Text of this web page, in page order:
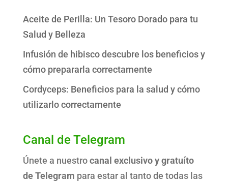
Aceite de Perilla: Un Tesoro Dorado para tu
Salud y Belleza
Infusión de hibisco descubre los beneficios y
cómo prepararla correctamente
Cordyceps: Beneficios para la salud y cómo
utilizarlo correctamente
Canal de Telegram
Únete a nuestrocanal exclusivo y gratuíto
de Telegram para estar al tanto de todas las